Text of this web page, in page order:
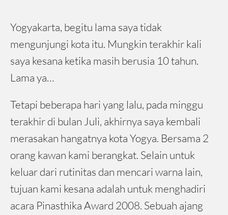
Yogyakarta, begitu lama saya tidak
mengunjungi kota itu. Mungkin terakhir kali
saya kesana ketika masih berusia 10 tahun.
Lama ya…
Tetapi beberapa hari yang lalu, pada minggu
terakhir di bulan Juli, akhirnya saya kembali
merasakan hangatnya kota Yogya. Bersama 2
orang kawan kami berangkat. Selain untuk
keluar dari rutinitas dan mencari warna lain,
tujuan kami kesana adalah untuk menghadiri
acara Pinasthika Award 2008. Sebuah ajang